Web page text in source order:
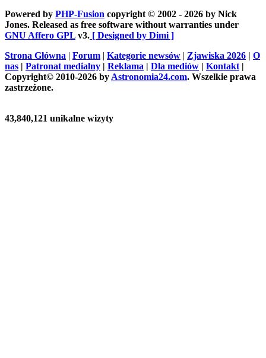
Powered by PHP-Fusion copyright © 2002 - 2026 by Nick
Jones. Released as free software without warranties under
GNU Affero GPL v3. [ Designed by Dimi ]
Strona Główna | Forum | Kategorie newsów | Zjawiska 2026 | O
nas | Patronat medialny | Reklama | Dla mediów | Kontakt |
Copyright© 2010-2026 by Astronomia24.com. Wszelkie prawa
zastrzeżone.
43,840,121 unikalne wizyty